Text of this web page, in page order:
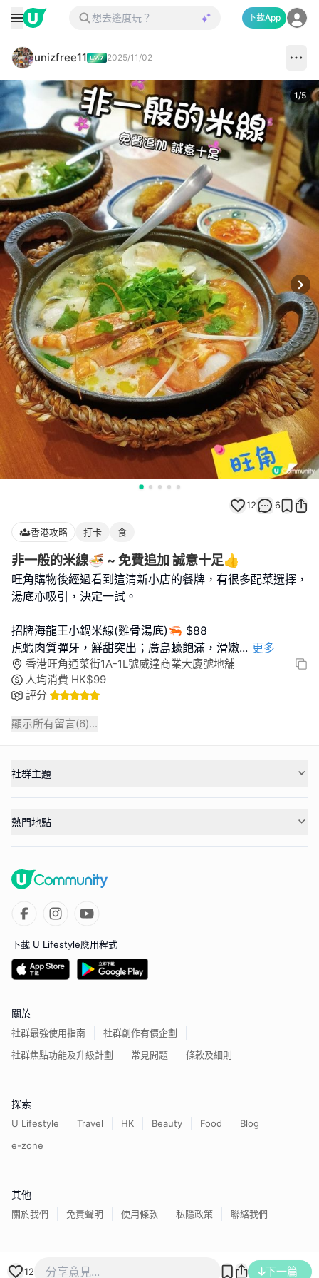
下載App
unizfree11 2025/11/02
1/5
12 6
香港攻略 打卡 食
非一般的米線🍜 ~ 免費追加 誠意十足👍
旺角購物後經過看到這清新小店的餐牌，有很多配菜選擇，
湯底亦吸引，決定一試。
招牌海龍王小鍋米線(雞骨湯底)🦐 $88
虎蝦肉質彈牙，鮮甜突出；廣島蠔飽滿，滑嫩... 更多
香港旺角通菜街1A-1L號威達商業大廈號地舖
人均消費 HK$99
評分
顯示所有留言(6)...
12 下一篇
社群主題
熱門地點
下載 U Lifestyle應用程式
關於
社群最強使用指南
社群創作有價企劃
社群焦點功能及升級計劃
常見問題 條款及細則
探索
U Lifestyle Travel HK Beauty Food
Blog
e-zone
其他
關於我們 免責聲明 使用條款 私隱政策 聯絡我們
香港經濟日報版權所有©